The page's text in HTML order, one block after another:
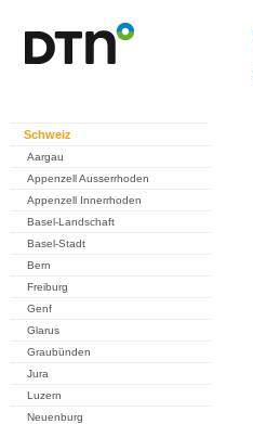
Schweiz
Aargau
Appenzell Ausserrhoden
Appenzell Innerrhoden
Basel-Landschaft
Basel-Stadt
Bern
Freiburg
Genf
Glarus
Graubünden
Jura
Luzern
Neuenburg